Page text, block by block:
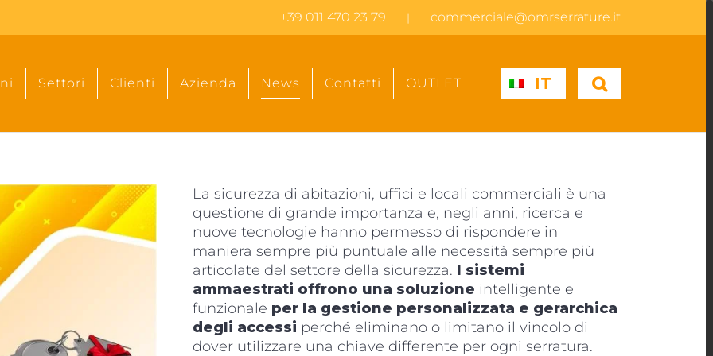
+39 011 470 23 79 | commerciale@omrserrature.it
Settori Clienti Azienda News Contatti OUTLET IT
La sicurezza di abitazioni, uffici e locali commerciali è una
questione di grande importanza e, negli anni, ricerca e
nuove tecnologie hanno permesso di rispondere in
maniera sempre più puntuale alle necessità sempre più
articolate del settore della sicurezza. I sistemi
ammaestrati offrono una soluzione intelligente e
funzionale per la gestione personalizzata e gerarchica
degli accessi perché eliminano o limitano il vincolo di
dover utilizzare una chiave differente per ogni serratura.